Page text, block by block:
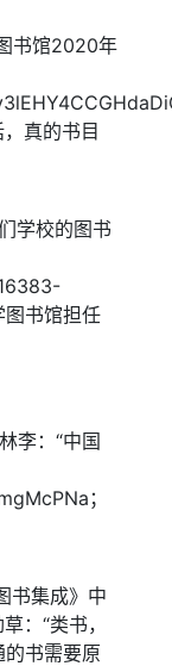
书馆2020年
真的书目
学校的图书
书馆担任
李：“中国
；
书集成》中
：“类书，
的书需要原